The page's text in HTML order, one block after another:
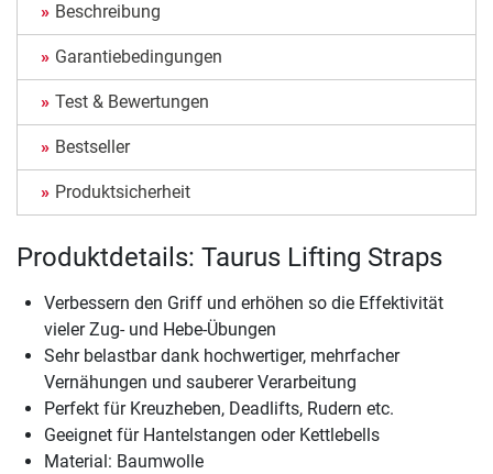
Beschreibung
Garantiebedingungen
Test & Bewertungen
Bestseller
Produktsicherheit
Produktdetails: Taurus Lifting Straps
Verbessern den Griff und erhöhen so die Effektivität
vieler Zug- und Hebe-Übungen
Sehr belastbar dank hochwertiger, mehrfacher
Vernähungen und sauberer Verarbeitung
Perfekt für Kreuzheben, Deadlifts, Rudern etc.
Geeignet für Hantelstangen oder Kettlebells
Material: Baumwolle